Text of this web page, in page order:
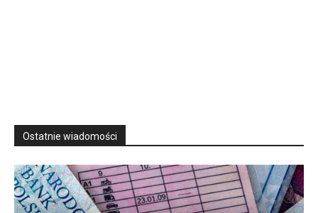
Ostatnie wiadomości